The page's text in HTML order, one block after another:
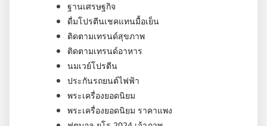
ฐานเศรษฐกิจ
ดื่มโปรตีนเชคแทนมื้อเย็น
ติดตามเทรนด์สุขภาพ
ติดตามเทรนด์อาหาร
นมเวย์โปรตีน
ประกันรถยนต์ไฟฟ้า
พระเครื่องยอดนิยม
พระเครื่องยอดนิยม ราคาแพง